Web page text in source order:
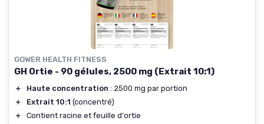
GOWER HEALTH FITNESS
GH Ortie - 90 gélules, 2500 mg (Extrait 10:1)
＋ Haute concentration : 2500 mg par portion
＋
Extrait 10:1 (concentré)
＋
Contient racine et feuille d'ortie